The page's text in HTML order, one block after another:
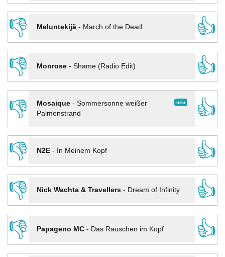
👎
Meluntekijä- March of the Dead
👍
👎
Monrose- Shame (Radio Edit)
👍
👎
neu
Mosaique- Sommersonne weißer
Palmenstrand
👍
👎
N2E- In Meinem Kopf
👍
👎
Nick Wachta & Travellers- Dream of Infinity
👍
👎
Papageno MC- Das Rauschen im Kopf
👍